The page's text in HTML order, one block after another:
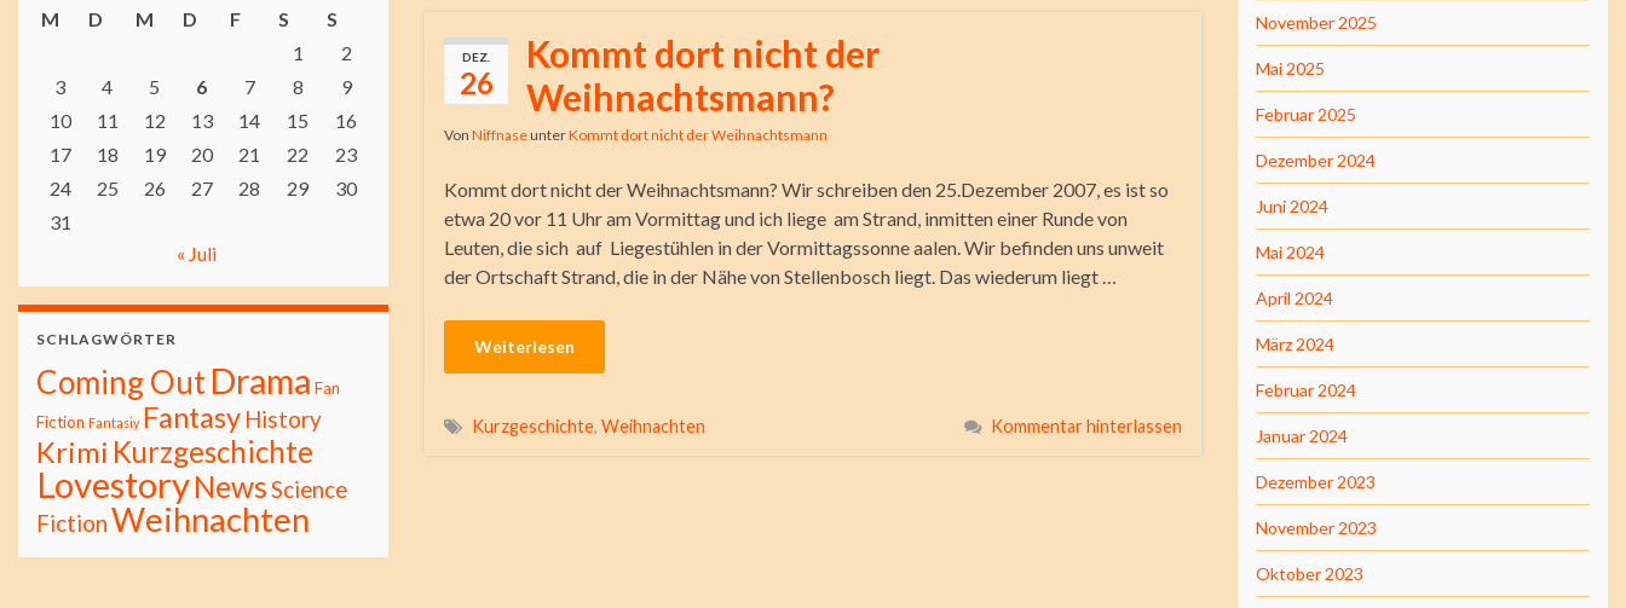
DEZ.
26
Kommt dort nicht der
Weihnachtsmann?
Von NiffnaseunterKommt dort nicht der Weihnachtsmann
Kommt dort nicht der Weihnachtsmann? Wir schreiben den 25.Dezember 2007, es ist so
etwa 20 vor 11 Uhr am Vormittag und ich liege am Strand, inmitten einer Runde von
Leuten, die sich auf Liegestühlen in der Vormittagssonne aalen. Wir befinden uns unweit
der Ortschaft Strand, die in der Nähe von Stellenbosch liegt. Das wiederum liegt …
Weiterlesen
Kurzgeschichte, Weihnachten Kommentar hinterlassen
M
D M D F S
S
1
2
3
4 5 6 7 8
9
10
11 12 13 14 15
16
17
18 19 20 21 22
23
24
25 26 27 28 29
30
31
« Juli
SCHLAGWÖRTER
Coming OutDrama Fan
Fiction Fantasiy Fantasy History
Krimi Kurzgeschichte
LovestoryNewsScience
FictionWeihnachten
November 2025
Mai 2025
Februar 2025
Dezember 2024
Juni 2024
Mai 2024
April 2024
März 2024
Februar 2024
Januar 2024
Dezember 2023
November 2023
Oktober 2023